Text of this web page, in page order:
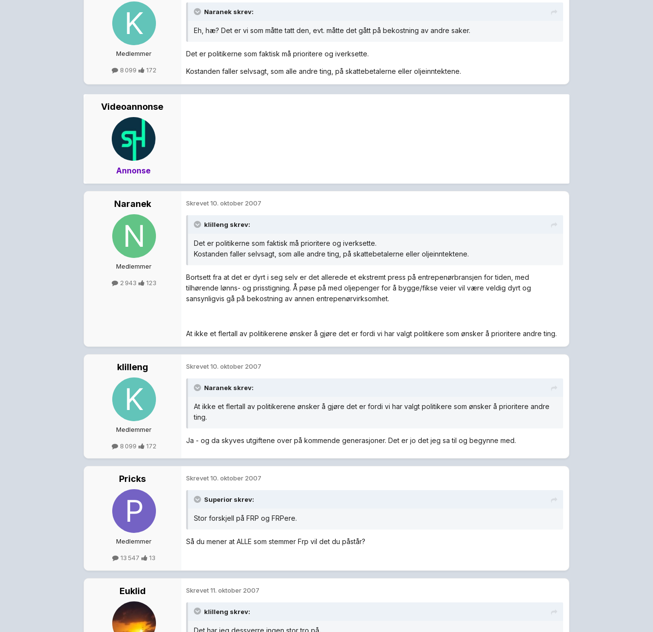
Medlemmer
8 099 172
Naranek skrev:
Eh, hæ? Det er vi som måtte tatt den, evt. måtte det gått på bekostning av andre saker.
Det er politikerne som faktisk må prioritere og iverksette.
Kostanden faller selvsagt, som alle andre ting, på skattebetalerne eller oljeinntektene.
Videoannonse
Annonse
Naranek
Medlemmer
2 943 123
Skrevet10. oktober 2007
klilleng skrev:
Det er politikerne som faktisk må prioritere og iverksette.
Kostanden faller selvsagt, som alle andre ting, på skattebetalerne eller oljeinntektene.
Bortsett fra at det er dyrt i seg selv er det allerede et ekstremt press på entrepenørbransjen for tiden, med
tilhørende lønns- og prisstigning. Å pøse på med oljepenger for å bygge/fikse veier vil være veldig dyrt og
sansynligvis gå på bekostning av annen entrepenørvirksomhet.
At ikke et flertall av politikerene ønsker å gjøre det er fordi vi har valgt politikere som ønsker å prioritere andre ting.
klilleng
Medlemmer
8 099 172
Skrevet10. oktober 2007
Naranek skrev:
At ikke et flertall av politikerene ønsker å gjøre det er fordi vi har valgt politikere som ønsker å prioritere andre
ting.
Ja - og da skyves utgiftene over på kommende generasjoner. Det er jo det jeg sa til og begynne med.
Pricks
Medlemmer
13 547 13
Skrevet10. oktober 2007
Superior skrev:
Stor forskjell på FRP og FRPere.
Så du mener at ALLE som stemmer Frp vil det du påstår?
Euklid Skrevet11. oktober 2007
klilleng skrev:
Det har jeg dessverre ingen stor tro på.